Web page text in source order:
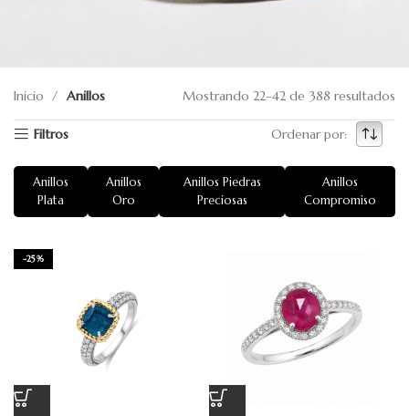
Inicio Anillos Mostrando 22–42 de 388 resultados
Filtros Ordenar por:
Anillos
Plata
Anillos
Oro
Anillos Piedras
Preciosas
Anillos
Compromiso
-25%